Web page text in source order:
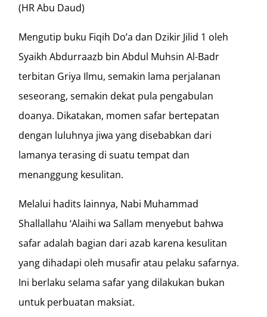
(HR Abu Daud)
Mengutip buku Fiqih Do’a dan Dzikir Jilid 1 oleh
Syaikh Abdurraazb bin Abdul Muhsin Al-Badr
terbitan Griya Ilmu, semakin lama perjalanan
seseorang, semakin dekat pula pengabulan
doanya. Dikatakan, momen safar bertepatan
dengan luluhnya jiwa yang disebabkan dari
lamanya terasing di suatu tempat dan
menanggung kesulitan.
Melalui hadits lainnya, Nabi Muhammad
Shallallahu ‘Alaihi wa Sallam menyebut bahwa
safar adalah bagian dari azab karena kesulitan
yang dihadapi oleh musafir atau pelaku safarnya.
Ini berlaku selama safar yang dilakukan bukan
untuk perbuatan maksiat.